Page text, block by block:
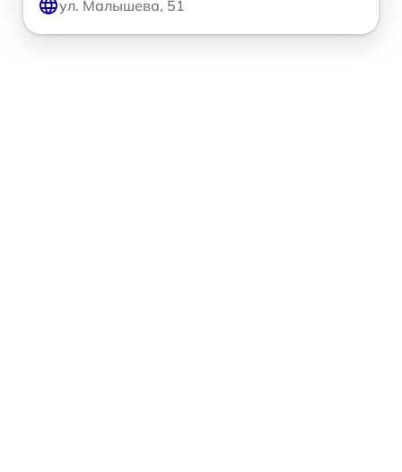
ул. Малышева, 51